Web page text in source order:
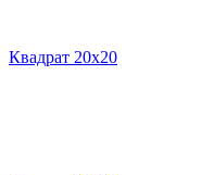
Квадрат 20х20